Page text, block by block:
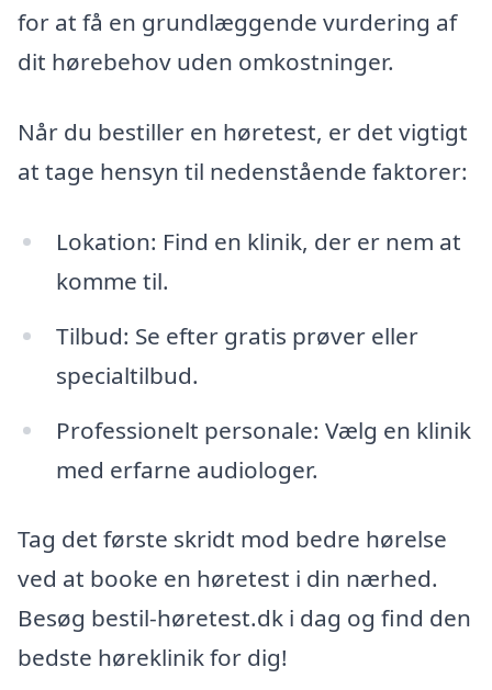
for at få en grundlæggende vurdering af
dit hørebehov uden omkostninger.
Når du bestiller en høretest, er det vigtigt
at tage hensyn til nedenstående faktorer:
Lokation: Find en klinik, der er nem at
komme til.
Tilbud: Se efter gratis prøver eller
specialtilbud.
Professionelt personale: Vælg en klinik
med erfarne audiologer.
Tag det første skridt mod bedre hørelse
ved at booke en høretest i din nærhed.
Besøg bestil-høretest.dk i dag og find den
bedste høreklinik for dig!